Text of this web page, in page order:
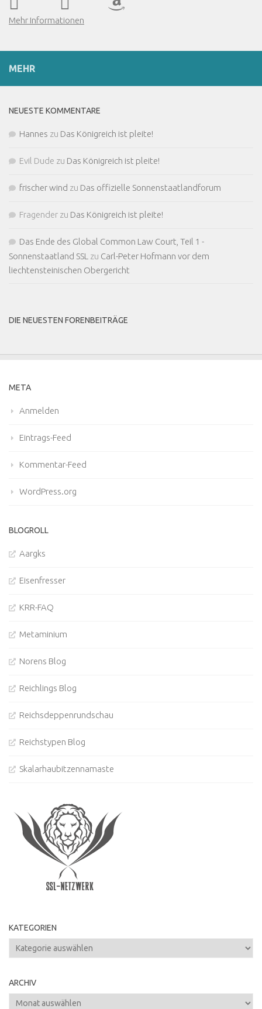
Mehr Informationen
MEHR
NEUESTE KOMMENTARE
Hannes zu Das Königreich ist pleite!
Evil Dude zu Das Königreich ist pleite!
frischer wind zu Das offizielle Sonnenstaatlandforum
Fragender zu Das Königreich ist pleite!
Das Ende des Global Common Law Court, Teil 1 -
Sonnenstaatland SSL zu Carl-Peter Hofmann vor dem
liechtensteinischen Obergericht
DIE NEUESTEN FORENBEITRÄGE
META
Anmelden
Eintrags-Feed
Kommentar-Feed
WordPress.org
BLOGROLL
Aargks
Eisenfresser
KRR-FAQ
Metaminium
Norens Blog
Reichlings Blog
Reichsdeppenrundschau
Reichstypen Blog
Skalarhaubitzennamaste
KATEGORIEN
Kategorien
ARCHIV
Archiv